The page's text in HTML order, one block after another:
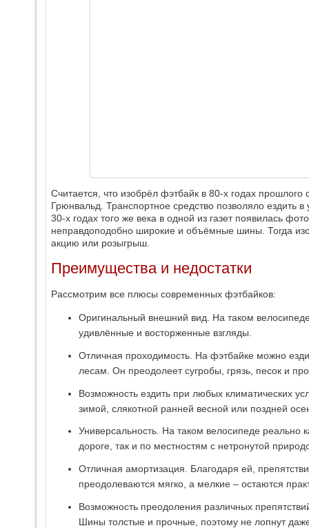
Считается, что изобрёл фэтбайк в 80-х годах
Грюнвальд. Транспортное средство позволяло ездить
30-х годах того же века в одной из газет появилась
неправдоподобно широкие и объёмные шины. Тогда
акцию или розыгрыш.
Преимущества и недостатки
Рассмотрим все плюсы современных фэтбайков:
Оригинальный внешний вид. На таком
удивлённые и восторженные взгляды.
Отличная проходимость. На фэтбайке можно
лесам. Он преодолеет сугробы, грязь, песок и
Возможность ездить при любых климатических
зимой, слякотной ранней весной или поздней
Универсальность. На таком велосипеде реально
дороге, так и по местностям с нетронутой
Отличная амортизация. Благодаря ей,
преодолеваются мягко, а мелкие – остаются
Возможность преодоления различных
Шины толстые и прочные, поэтому не лопнут